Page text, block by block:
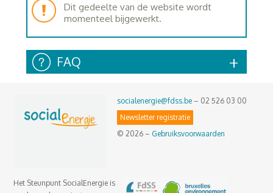
Dit gedeelte van de website wordt
momenteel bijgewerkt.
FAQ
socialenergie@fdss.be – 02 526 03 00
Newsletter registratie
© 2026 – Gebruiksvoorwaarden
Het Steunpunt SocialEnergie is